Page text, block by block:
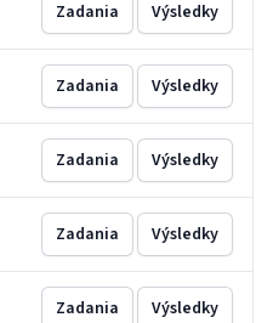
Zadania Výsledky
Zadania Výsledky
Zadania Výsledky
Zadania Výsledky
Zadania Výsledky